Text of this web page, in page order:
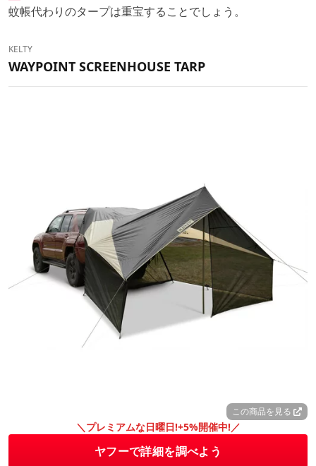
蚊帳代わりのタープは重宝することでしょう。
KELTY
WAYPOINT SCREENHOUSE TARP
この商品を見る
＼プレミアムな日曜日!+5%開催中!／
ヤフーで詳細を調べよう